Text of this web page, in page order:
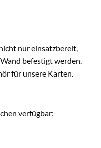
nur einsatzbereit,
befestigt werden.
für unsere Karten.
verfügbar: